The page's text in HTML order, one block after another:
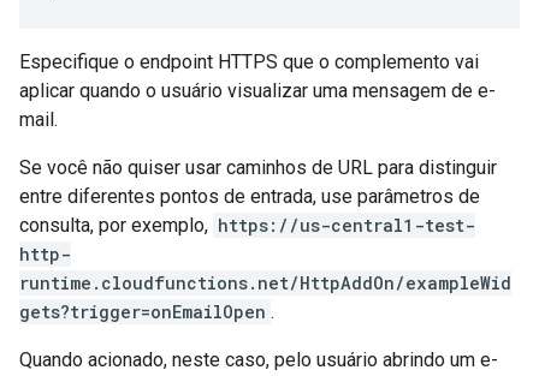
Especifique o endpoint HTTPS que o complemento vai
aplicar quando o usuário visualizar uma mensagem de e-
mail.
Se você não quiser usar caminhos de URL para distinguir
entre diferentes pontos de entrada, use parâmetros de
consulta, por exemplo, https://us-central1-test-
http-
runtime.cloudfunctions.net/HttpAddOn/exampleWid
gets?trigger=onEmailOpen .
Quando acionado, neste caso, pelo usuário abrindo um e-